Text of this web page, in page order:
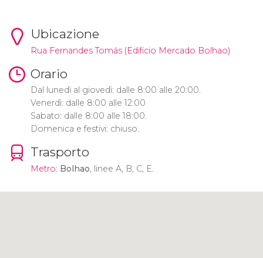
Ubicazione
Rua Fernandes Tomás (Edificio Mercado Bolhao)
Orario
Dal lunedì al giovedì: dalle 8:00 alle 20:00.
Venerdì: dalle 8:00 alle 12:00
Sabato: dalle 8:00 alle 18:00.
Domenica e festivi: chiuso.
Trasporto
Metro: Bolhao, linee A, B, C, E.